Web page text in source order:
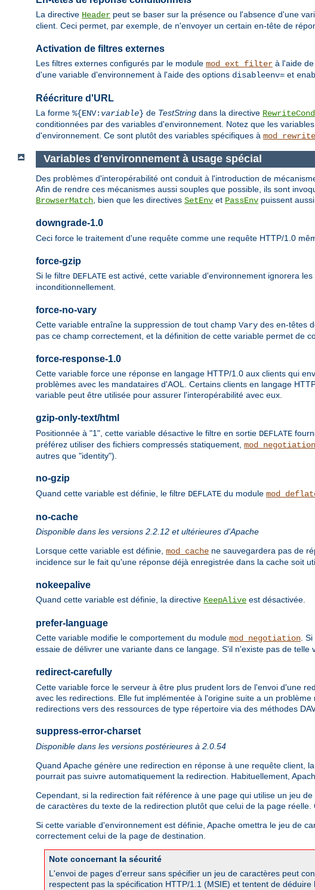
La directive Header peut se baser sur la présence ou l'absence d'une
client. Ceci permet, par exemple, de n'envoyer un certain en-tête de
Activation de filtres externes
Les filtres externes configurés par le module mod_ext_filter à l'aide
d'une variable d'environnement à l'aide des options disableenv= et
Réécriture d'URL
La forme %{ENV: variable} de TestString dans la directive RewriteCond
conditionnées par des variables d'environnement. Notez que les
d'environnement. Ce sont plutôt des variables spécifiques à mod_rewrite
Variables d'environnement à usage spécial
Des problèmes d'interopérabilité ont conduit à l'introduction de
Afin de rendre ces mécanismes aussi souples que possible, ils sont
BrowserMatch , bien que les directives SetEnv et PassEnv puissent
downgrade-1.0
Ceci force le traitement d'une requête comme une requête HTTP/1.0
force-gzip
Si le filtre DEFLATE est activé, cette variable d'environnement ignorera
inconditionnellement.
force-no-vary
Cette variable entraîne la suppression de tout champ Vary des en-têtes
pas ce champ correctement, et la définition de cette variable permet de
force-response-1.0
Cette variable force une réponse en langage HTTP/1.0 aux clients qui
problèmes avec les mandataires d'AOL. Certains clients en langage
variable peut être utilisée pour assurer l'interopérabilité avec eux.
gzip-only-text/html
Positionnée à "1", cette variable désactive le filtre en sortie DEFLATE
préférez utiliser des fichiers compressés statiquement, mod_negotiation
autres que "identity").
no-gzip
Quand cette variable est définie, le filtre DEFLATE du module
no-cache
Disponible dans les versions 2.2.12 et ultérieures d'Apache
Lorsque cette variable est définie, mod_cache ne sauvegardera pas de
incidence sur le fait qu'une réponse déjà enregistrée dans la cache soit
nokeepalive
Quand cette variable est définie, la directive KeepAlive est désactivée.
prefer-language
Cette variable modifie le comportement du module mod_negotiation.
essaie de délivrer une variante dans ce langage. S'il n'existe pas de telle
redirect-carefully
Cette variable force le serveur à être plus prudent lors de l'envoi d'une
avec les redirections. Elle fut implémentée à l'origine suite a un
redirections vers des ressources de type répertoire via des méthodes
suppress-error-charset
Disponible dans les versions postérieures à 2.0.54
Quand Apache génère une redirection en réponse à une requête client,
pourrait pas suivre automatiquement la redirection. Habituellement,
Cependant, si la redirection fait référence à une page qui utilise un jeu
de caractères du texte de la redirection plutôt que celui de la page
Si cette variable d'environnement est définie, Apache omettra le jeu de
correctement celui de la page de destination.
Note concernant la sécurité
L'envoi de pages d'erreur sans spécifier un jeu de caractères peut
respectent pas la spécification HTTP/1.1 (MSIE) et tentent de